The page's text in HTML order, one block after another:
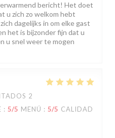
bericht! Het doet
u zich zo welkom hebt
dagelijks in om elke gast
het is bijzonder fijn dat u
u snel weer te mogen
2
: 5/5 MENÚ : 5/5 CALIDAD